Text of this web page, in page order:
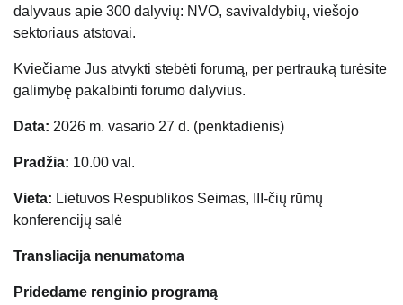
dalyvaus apie 300 dalyvių: NVO, savivaldybių, viešojo
sektoriaus atstovai.
Kviečiame Jus atvykti stebėti forumą, per pertrauką turėsite
galimybę pakalbinti forumo dalyvius.
Data: 2026 m. vasario 27 d. (penktadienis)
Pradžia: 10.00 val.
Vieta: Lietuvos Respublikos Seimas, III-čių rūmų
konferencijų salė
Transliacija nenumatoma
Pridedame renginio programą